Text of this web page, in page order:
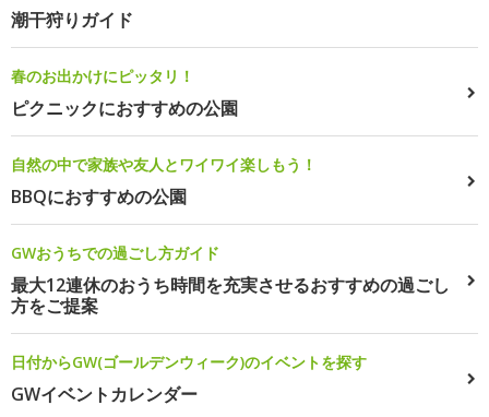
潮干狩りガイド
春のお出かけにピッタリ！
ピクニックにおすすめの公園
自然の中で家族や友人とワイワイ楽しもう！
BBQにおすすめの公園
GWおうちでの過ごし方ガイド
最大12連休のおうち時間を充実させるおすすめの過ごし
方をご提案
日付からGW(ゴールデンウィーク)のイベントを探す
GWイベントカレンダー